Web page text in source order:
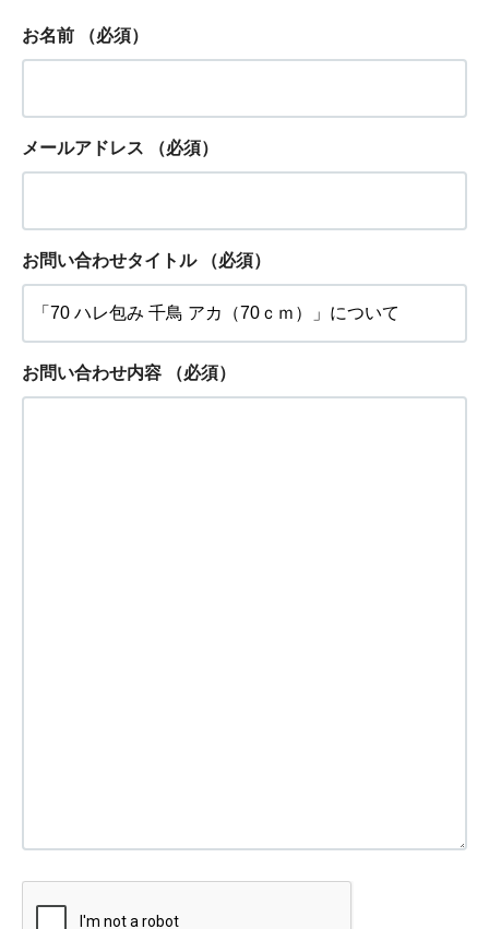
お名前 （必須）
メールアドレス （必須）
お問い合わせタイトル （必須）
お問い合わせ内容 （必須）